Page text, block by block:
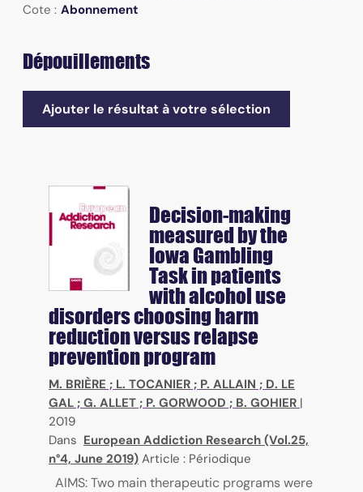
Cote : Abonnement
Dépouillements
Ajouter le résultat à votre sélection
Decision-making
measured by the
Iowa Gambling
Task in patients
with alcohol use
disorders choosing harm
reduction versus relapse
prevention program
M. BRIÈRE ; L. TOCANIER ; P. ALLAIN ; D. LE
GAL ; G. ALLET ; P. GORWOOD ; B. GOHIER |
2019
Dans European Addiction Research (Vol.25,
n°4, June 2019) Article : Périodique
AIMS: Two main therapeutic programs were